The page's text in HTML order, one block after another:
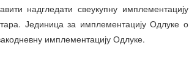
надгледати свеукупну имплементацију
Јединица за имплементацију Одлуке о
имплементацију Одлуке.